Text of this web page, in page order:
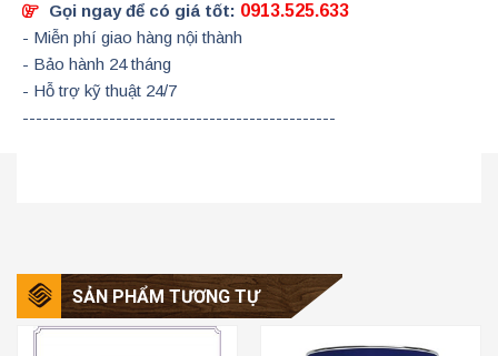
Gọi ngay để có giá tốt: 0913.525.633
- Miễn phí giao hàng nội thành
- Bảo hành 24 tháng
- Hỗ trợ kỹ thuật 24/7
-----------------------------------------------
SẢN PHẨM TƯƠNG TỰ